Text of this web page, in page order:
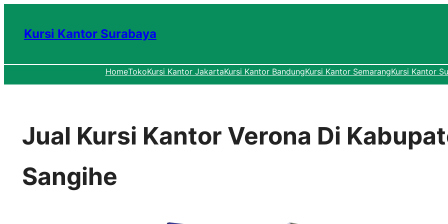
Kursi Kantor Surabaya
HomeTokoKursi Kantor JakartaKursi Kantor BandungKursi Kantor SemarangKursi Kantor
Jual Kursi Kantor Verona Di
Sangihe